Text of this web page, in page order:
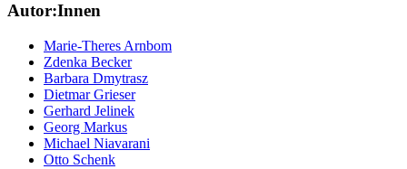
Autor:Innen
Marie-Theres Arnbom
Zdenka Becker
Barbara Dmytrasz
Dietmar Grieser
Gerhard Jelinek
Georg Markus
Michael Niavarani
Otto Schenk